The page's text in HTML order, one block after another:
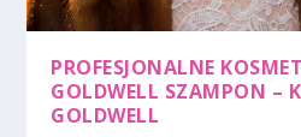
PROFESJONALNE
GOLDWELL SZAMPON –
GOLDWELL